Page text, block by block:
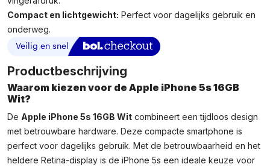
Compact en lichtgewicht: Perfect voor dagelijks gebruik en
onderweg.
Productbeschrijving
Waarom kiezen voor de Apple iPhone 5s 16GB
Wit?
De Apple iPhone 5s 16GB Wit combineert een tijdloos design
met betrouwbare hardware. Deze compacte smartphone is
perfect voor dagelijks gebruik. Met de betrouwbaarheid en het
heldere Retina-display is de iPhone 5s een ideale keuze voor